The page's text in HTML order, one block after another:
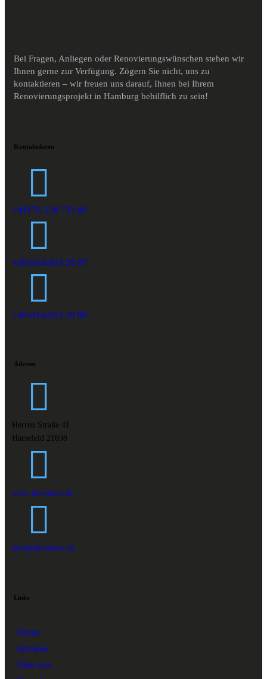
Bei Fragen, Anliegen oder Renovierungswünschen stehen wir
Ihnen gerne zur Verfügung. Zögern Sie nicht, uns zu
kontaktieren – wir freuen uns darauf, Ihnen bei Ihrem
Renovierungsprojekt in Hamburg behilflich zu sein!
Kontaktdaten
+49176-228 733 86
+494164-813 29 97
+494164-813 29 98
Adresse
Herren Straße 41
Harsefeld 21698
www.stb-renov.de
info@stb-renov.de
Links
Home
Services
Über uns